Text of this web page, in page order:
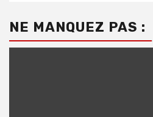
NE MANQUEZ PAS :